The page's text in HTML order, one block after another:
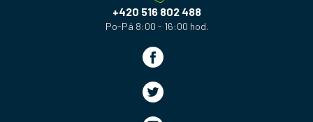
+420 516 802 488